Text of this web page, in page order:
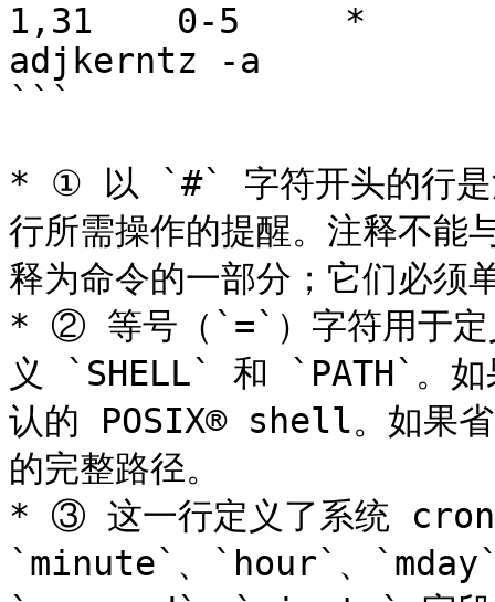
1,31    0-5     *
adjkerntz -a
```
* ① 以 `#` 字符开头的行是
行所需操作的提醒。注释不能
释为命令的一部分；它们必须
* ② 等号（`=`）字符用于定
义 `SHELL` 和 `PATH`。
认的 POSIX® shell。如果省
的完整路径。
* ③ 这一行定义了系统
`minute`、`hour`、